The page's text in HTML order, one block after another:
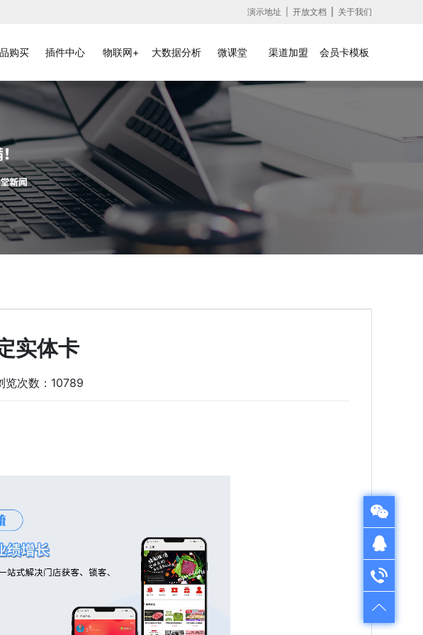
开放文档 关于我们
演示地址 |
购买 插件中心 物联网+ 大数据分析 微课堂 渠道加盟 会员卡模板
实体卡
览次数：10789
QQ在线咨询
QQ：1724312521
售后服务：022-28335110